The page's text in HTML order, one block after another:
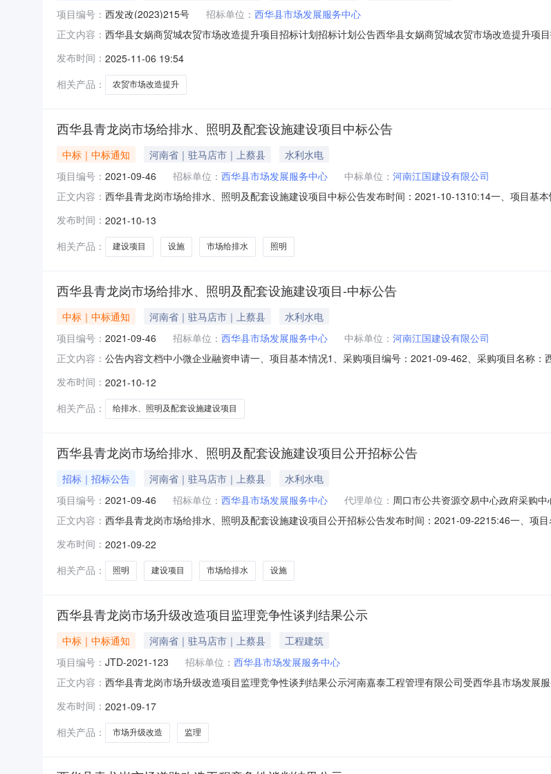
项目编号： 西发改(2023)215号 招标单位： 西华县市场发展服务中心
正文内容： 西华县女娲商贸城农贸市场改造提升项目招标计划招标计划公告西华县女娲商贸城农贸市场改造提升项
老旧铺面外立面改造3139.20㎡，以及市场内给排水管网、照明系统、变压器及线路、消防配套设施、
发布时间： 2025-11-06 19:54
相关产品：
农贸市场改造提升
西华县青龙岗市场给排水、照明及配套设施建设项目中标公告
中标｜中标通知 河南省｜驻马店市｜上蔡县
水利水电
项目编号： 2021-09-46 招标单位： 西华县市场发展服务中心 中标单位： 河南江国建设有限公司
正文内容： 西华县青龙岗市场给排水、照明及配套设施建设项目中标公告发布时间：2021-10-1310:14一、项目基
行日期：见附件三、中标情况包号采购内容供应商名称地址中标金额单位不分包青龙岗市场给排水、照
都
发布时间： 2021-10-13
相关产品：
建设项目 设施 市场给排水 照明
西华县青龙岗市场给排水、照明及配套设施建设项目-中标公告
中标｜中标通知 河南省｜驻马店市｜上蔡县
水利水电
项目编号： 2021-09-46 招标单位： 西华县市场发展服务中心 中标单位： 河南江国建设有限公司
正文内容： 公告内容文档中小微企业融资申请一、项目基本情况1、采购项目编号：2021-09-462、采购项目名称
址中标金额单位不分包青龙岗市场给排水、照明及配套设施建设(详见工程量清单)河南江国建设有限公
发布时间： 2021-10-12
相关产品：
给排水、照明及配套设施建设项目
西华县青龙岗市场给排水、照明及配套设施建设项目公开招标公告
招标｜招标公告 河南省｜驻马店市｜上蔡县
水利水电
项目编号： 2021-09-46 招标单位： 西华县市场发展服务中心 代理单位： 周口市公共资源交易中心政府采购中
正文内容： 西华县青龙岗市场给排水、照明及配套设施建设项目公开招标公告发布时间：2021-09-2215:46一、项
品及环境标志产品优先采购、促进残疾人就业政府采购政策。五、项目基本情况：1.采购方式：公开招
业规
发布时间： 2021-09-22
相关产品：
照明 建设项目 市场给排水 设施
西华县青龙岗市场升级改造项目监理竞争性谈判结果公示
中标｜中标通知 河南省｜驻马店市｜上蔡县
工程建筑
项目编号： JTD-2021-123 招标单位： 西华县市场发展服务中心
正文内容： 西华县青龙岗市场升级改造项目监理竞争性谈判结果公示河南嘉泰工程管理有限公司受西华县市场发展
要说明2.1招标内容：施工标全过程监理2.2质量标准：合格三、谈判公告媒体及日期本项目于2021年09
布。四、谈判信息4
发布时间： 2021-09-17
相关产品：
市场升级改造 监理